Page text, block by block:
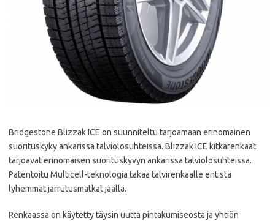
Bridgestone Blizzak ICE on suunniteltu tarjoamaan erinomainen
suorituskyky ankarissa talviolosuhteissa. Blizzak ICE kitkarenkaat
tarjoavat erinomaisen suorituskyvyn ankarissa talviolosuhteissa.
Patentoitu Multicell-teknologia takaa talvirenkaalle entistä
lyhemmät jarrutusmatkat jäällä.
Renkaassa on käytetty täysin uutta pintakumiseosta ja yhtiön